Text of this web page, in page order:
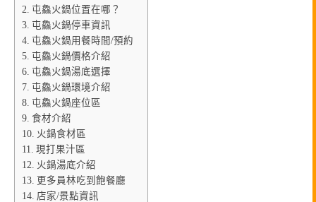
屯鱻火鍋位置在哪？
屯鱻火鍋停車資訊
屯鱻火鍋用餐時間/預約
屯鱻火鍋價格介紹
屯鱻火鍋湯底選擇
屯鱻火鍋環境介紹
屯鱻火鍋座位區
食材介紹
火鍋食材區
現打果汁區
火鍋湯底介紹
更多員林吃到飽餐廳
店家/景點資訊